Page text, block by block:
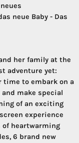
neue Baby - Das
her family at the
adventure yet:
time to embark on a
make special
of an exciting
experience
of heartwarming
6 brand new